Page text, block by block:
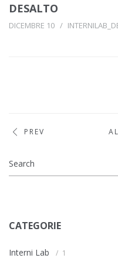
DESALTO
DICEMBRE 10
PREV
CATEGORIE
Interni Lab 1